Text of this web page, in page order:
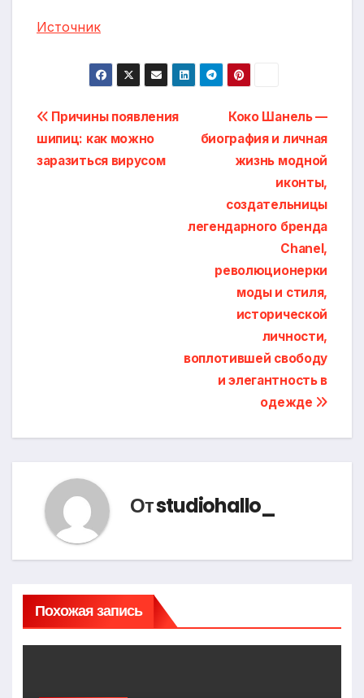
Источник
Навигация
по
Коко Шанель —
биография и личная
жизнь модной
иконты,
создательницы
легендарного бренда
Chanel,
революционерки
моды и стиля,
исторической
личности,
воплотившей свободу
и элегантность в
одежде
Причины появления
шипиц: как можно
заразиться вирусом
Отstudiohallo_
Похожая запись